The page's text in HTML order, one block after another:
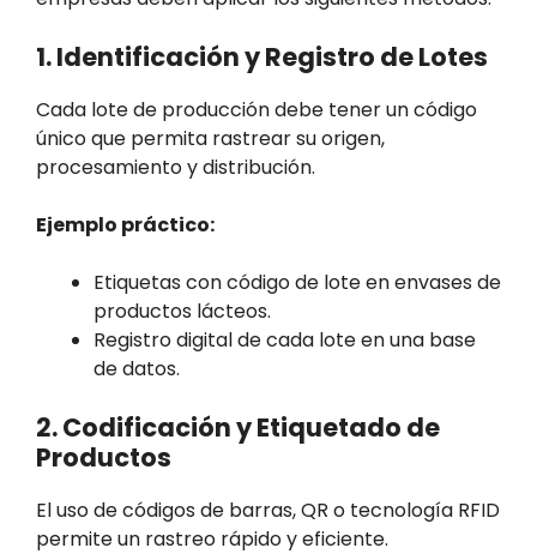
1. Identificación y Registro de Lotes
Cada lote de producción debe tener un código
único que permita rastrear su origen,
procesamiento y distribución.
Ejemplo práctico:
Etiquetas con código de lote en envases de
productos lácteos.
Registro digital de cada lote en una base
de datos.
2. Codificación y Etiquetado de
Productos
El uso de códigos de barras, QR o tecnología RFID
permite un rastreo rápido y eficiente.